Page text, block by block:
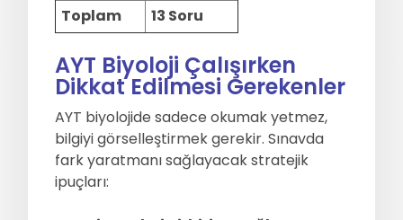
Toplam 13 Soru
AYT Biyoloji Çalışırken
Dikkat Edilmesi Gerekenler
AYT biyolojide sadece okumak yetmez,
bilgiyi görselleştirmek gerekir. Sınavda
fark yaratmanı sağlayacak stratejik
ipuçları: